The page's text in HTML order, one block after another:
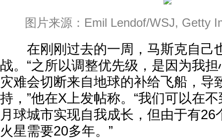
图片来源：Emil Lendof/WSJ, Getty
在刚刚过去的一周，马斯克自己
战。“之所以调整优先级，是因为我
灾难会切断来自地球的补给飞船，导
持，”他在X上发帖称。“我们可以在
月球城市实现自我成长，但由于有26
火星需要20多年。”